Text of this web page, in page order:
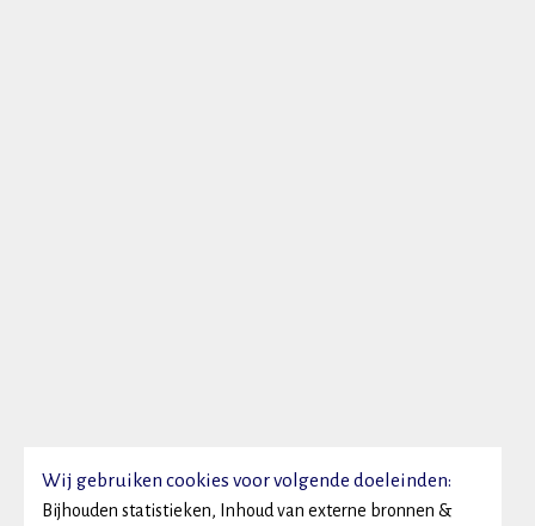
Wij gebruiken cookies voor volgende doeleinden:
Bijhouden statistieken, Inhoud van externe bronnen &